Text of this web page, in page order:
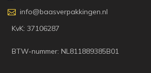
info@baasverpakkingen.nl
KvK: 37106287
BTW-nummer: NL811889385B01